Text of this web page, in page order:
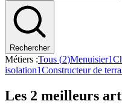
Rechercher
Métiers :Tous (2)Menuisier1
isolation1Constructeur de
Les 2 meilleurs